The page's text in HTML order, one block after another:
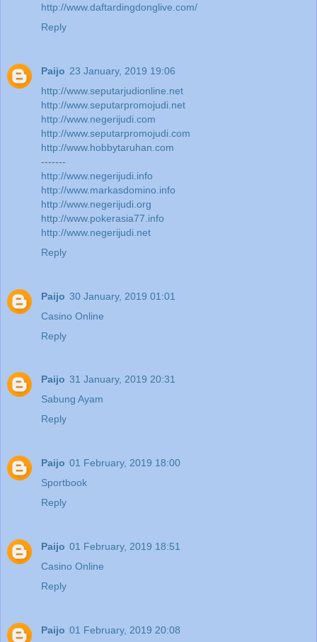
http://www.daftardingdonglive.com/
Reply
Paijo 23 January, 2019 19:06
http://www.seputarjudionline.net
http://www.seputarpromojudi.net
http://www.negerijudi.com
http://www.seputarpromojudi.com
http://www.hobbytaruhan.com
-------
http://www.negerijudi.info
http://www.markasdomino.info
http://www.negerijudi.org
http://www.pokerasia77.info
http://www.negerijudi.net
Reply
Paijo 30 January, 2019 01:01
Casino Online
Reply
Paijo 31 January, 2019 20:31
Sabung Ayam
Reply
Paijo 01 February, 2019 18:00
Sportbook
Reply
Paijo 01 February, 2019 18:51
Casino Online
Reply
Paijo 01 February, 2019 20:08